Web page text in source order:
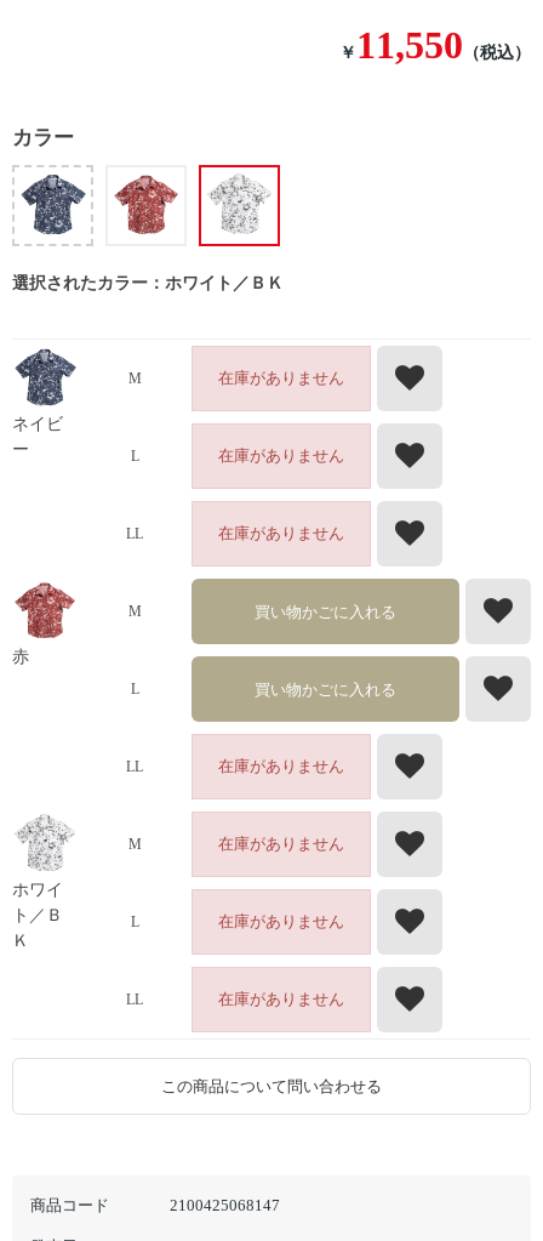
￥ 11,550 （税込）
商品コード 2100425068147
カラー
選択されたカラー：ホワイト／ＢＫ
ネイビ
ー
M 在庫がありません
L 在庫がありません
LL 在庫がありません
赤
M 買い物かごに入れる
L 買い物かごに入れる
LL 在庫がありません
ホワイ
ト／Ｂ
Ｋ
M 在庫がありません
L 在庫がありません
LL 在庫がありません
この商品について問い合わせる